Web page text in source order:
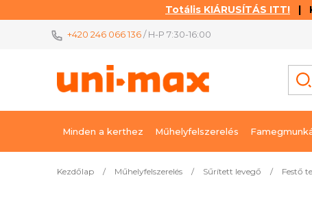
Totális KIÁRUSÍTÁS ITT! |
+420 246 066 136/ H-P 7:30-16:00
Minden a kerthez Műhelyfelszerelés
Kezdőlap / Műhelyfelszerelés / Sűrített levegő / Festő